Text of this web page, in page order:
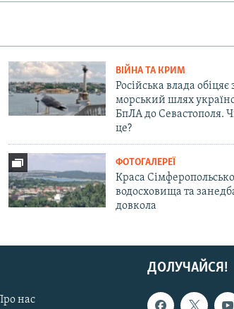
ВІЙНА ТА КРИМ
Російська влада обіцяє
морський шлях
БпЛА до Севастополя.
це?
ФОТОГАЛЕРЕЇ
Краса
водосховища та
довкола
ДОЛУЧАЙСЯ!
нас